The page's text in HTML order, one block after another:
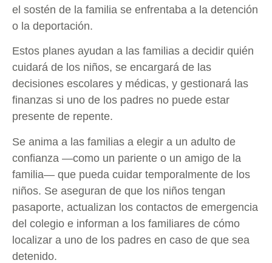
el sostén de la familia se enfrentaba a la detención
o la deportación.
Estos planes ayudan a las familias a decidir quién
cuidará de los niños, se encargará de las
decisiones escolares y médicas, y gestionará las
finanzas si uno de los padres no puede estar
presente de repente.
Se anima a las familias a elegir a un adulto de
confianza —como un pariente o un amigo de la
familia— que pueda cuidar temporalmente de los
niños. Se aseguran de que los niños tengan
pasaporte, actualizan los contactos de emergencia
del colegio e informan a los familiares de cómo
localizar a uno de los padres en caso de que sea
detenido.